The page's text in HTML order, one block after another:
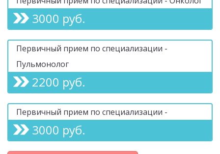
3000 руб.
Первичный прием по специализации -
Пульмонолог
2200 руб.
Первичный прием по специализации -
3000 руб.